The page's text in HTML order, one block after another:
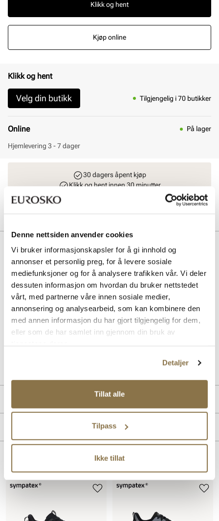
Denne nettsiden anvender cookies
Vi bruker informasjonskapsler for å gi innhold og
annonser et personlig preg, for å levere sosiale
mediefunksjoner og for å analysere trafikken vår. Vi deler
dessuten informasjon om hvordan du bruker nettstedet
vårt, med partnerne våre innen sosiale medier,
annonsering og analysearbeid, som kan kombinere den
med annen informasjon du har gjort tilgjengelig for dem,
eller som de har samlet inn gjennom din bruk av
Detaljer
Tillat alle
Tilpass
Ikke tillat
Klikk og hent
Kjøp online
Klikk og hent
Velg din butikk Tilgjengelig i 70 butikker
Online På lager
Hjemlevering 3 - 7 dager
30 dagers åpent kjøp
Klikk og hent innen 30 minutter
Beskrivelse
Atmosphere er en sporty fritidssko som kombinerer en teknisk
tekstil-overdel med forsterkende heat seal-partier. Modellen har A-
Top snøring, som er en svært praktisk og effektiv snørefunksjon.
Yttersålen består av myk, responsiv og støtdempende EVA Phylon-
materiale, og den har gummi under som øker slitestyrken. MaxGrip-
teknologien sikrer et sikkert fotfeste, perfekt for aktive dager. Ideell
for både fritid og sport, gir den en moderne og funksjonell stil.
Modellen er 100% vanntett med Sympatex-membran.
Såle:Gummi
Lignende produkter